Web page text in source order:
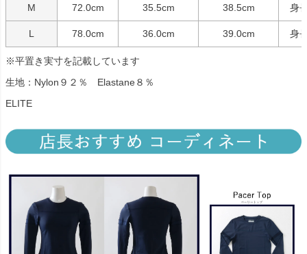
M 72.0cm 35.5cm 38.5cm 身
L 78.0cm 36.0cm 39.0cm 身
※平置き実寸を記載しています
生地：Nylon９２％ Elastane８％
ELITE